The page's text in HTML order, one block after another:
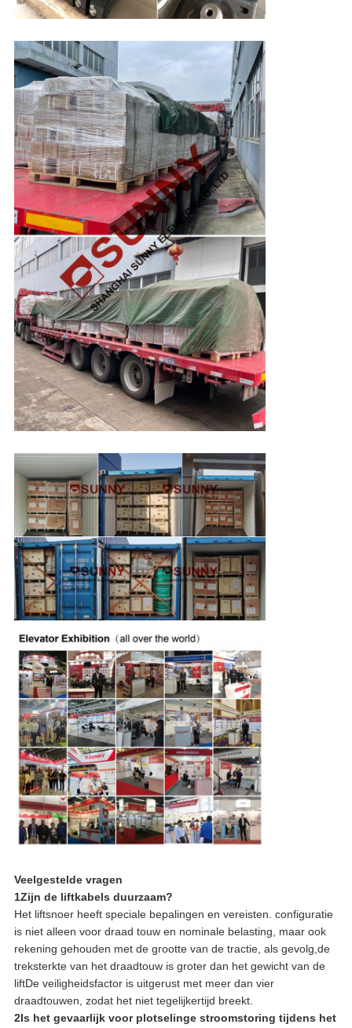
Veelgestelde vragen
1Zijn de liftkabels duurzaam?
Het liftsnoer heeft speciale bepalingen en vereisten. configuratie
is niet alleen voor draad touw en nominale belasting, maar ook
rekening gehouden met de grootte van de tractie, als gevolg,de
treksterkte van het draadtouw is groter dan het gewicht van de
liftDe veiligheidsfactor is uitgerust met meer dan vier
draadtouwen, zodat het niet tegelijkertijd breekt.
2Is het gevaarlijk voor plotselinge stroomstoring tijdens het